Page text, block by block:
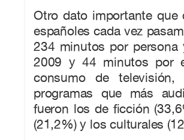
Otro dato importante
españoles cada vez
234 minutos por
2009 y 44 minutos por
consumo de
programas que más
fueron los de ficción
(21,2%) y los culturales